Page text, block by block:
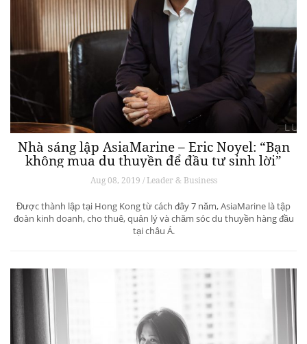
Nhà sáng lập AsiaMarine – Eric Noyel: “Bạn
không mua du thuyền để đầu tư sinh lời”
Aug 08, 2019 / Leader & Business
Được thành lập tại Hong Kong từ cách đây 7 năm, AsiaMarine là tập
đoàn kinh doanh, cho thuê, quản lý và chăm sóc du thuyền hàng đầu
tại châu Á.